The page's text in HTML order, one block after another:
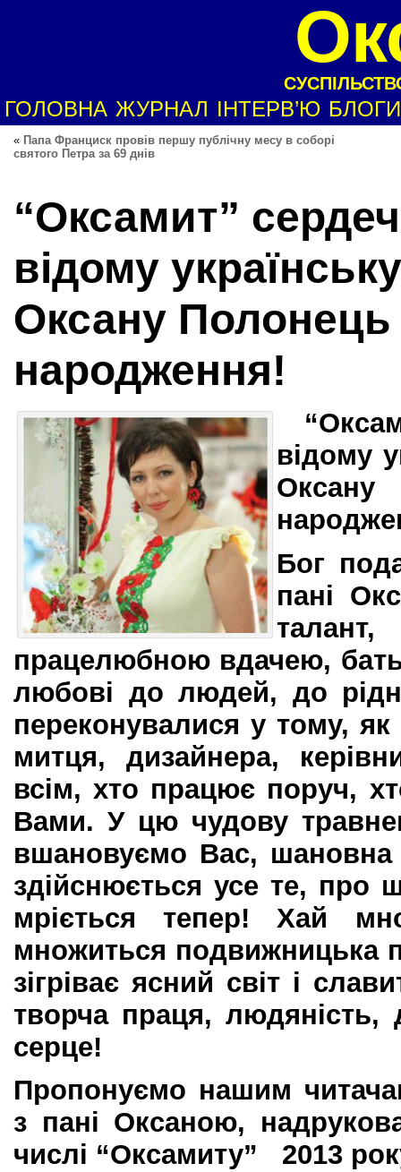
ГОЛОВНА ЖУРНАЛ ІНТЕРВ’Ю БЛОГИ
« Папа Франциск провів першу публічну месу в соборі
святого Петра за 69 днів
“Оксамит”
відому
Оксану
народження!
відому
Бог
пані
працелюбною вдачею,
любові до людей, до
переконувалися у тому,
митця, дизайнера,
всім, хто працює поруч,
Вами. У цю чудову
вшановуємо Вас,
здійснюється усе те, про
мріється тепер! Хай
множиться подвижницька
зігріває ясний світ і
творча праця,
серце!
Пропонуємо нашим
з пані Оксаною,
числі “Оксамиту” 2013